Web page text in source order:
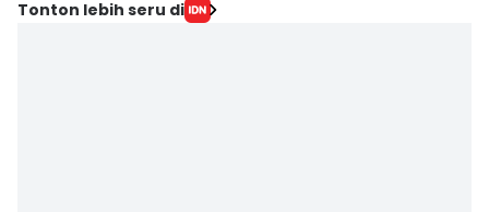
Editor
Tonton lebih seru di